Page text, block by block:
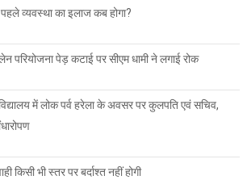
व्यवस्था का इलाज कब होगा?
परियोजना पेड़ कटाई पर सीएम धामी ने लगाई रोक
में लोक पर्व हरेला के अवसर पर कुलपति एवं सचिव,
किसी भी स्तर पर बर्दाश्त नहीं होगी